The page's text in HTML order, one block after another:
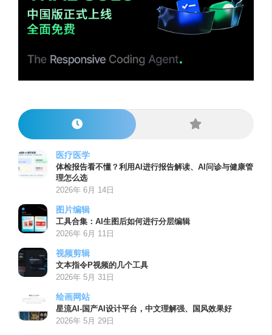
医疗医学
体检报告看不懂？利用AI进行报告解读、AI问诊与健康管
理怎么选
2026年 6月 14日
图片编辑
工具合集：AI生图后如何进行分层编辑
2026年 6月 11日
视频剪辑
文本指令P视频的几个工具
2026年 5月 31日
绘画网站
星流AI-国产AI设计平台，中文理解强、国风效果好
2026年 5月 29日